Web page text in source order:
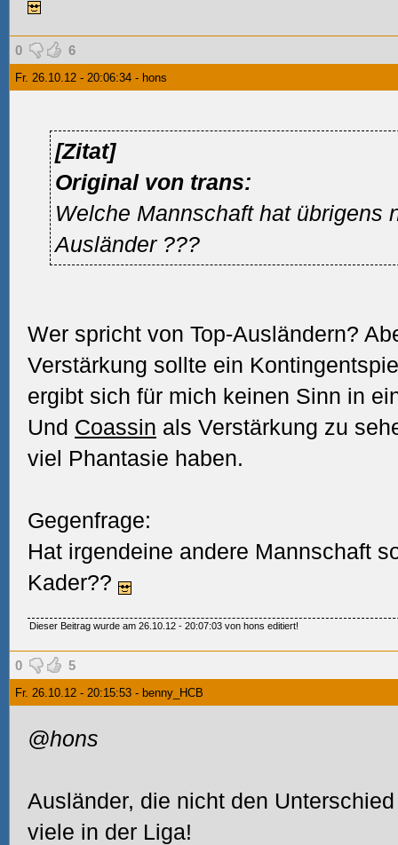
0 6
Fr. 26.10.12 - 20:06:34 - hons
[Zitat]
Original von trans:
Welche Mannschaft hat übrigens
Ausländer ???
Wer spricht von Top-Ausländern?
Verstärkung sollte ein
ergibt sich für mich keinen Sinn in
Und Coassin als Verstärkung zu
viel Phantasie haben.
Gegenfrage:
Hat irgendeine andere Mannschaft
Kader??
Dieser Beitrag wurde am 26.10.12 - 20:07:03 von hons editiert!
0 5
Fr. 26.10.12 - 20:15:53 - benny_HCB
@hons
Ausländer, die nicht den
viele in der Liga!